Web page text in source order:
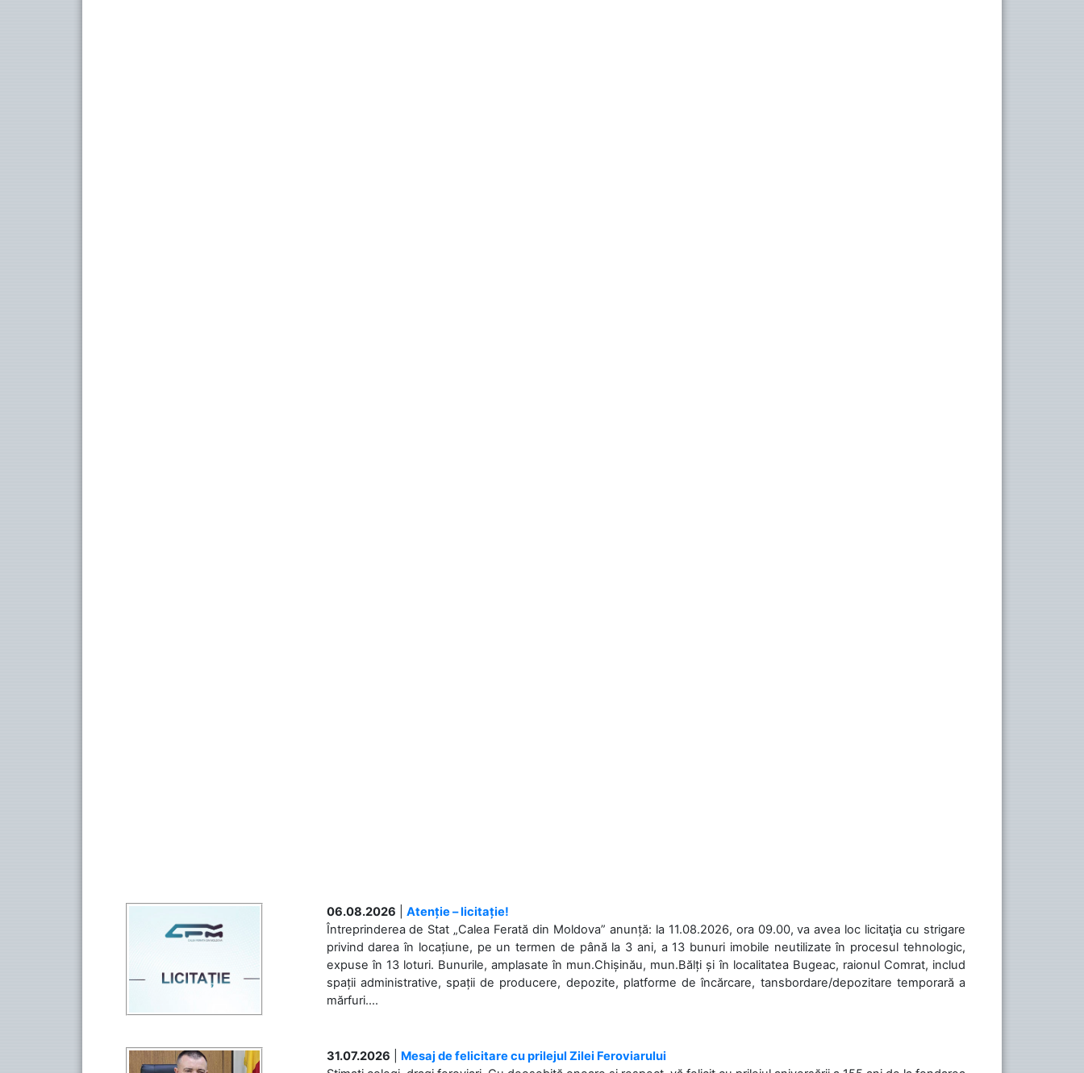
06.08.2026
Atenție – licitație!
Întreprinderea de Stat „Calea Ferată din Moldova” anunță: la 11.08.2026, ora 09.00, va avea loc licitaţia cu strigare
privind darea în locațiune, pe un termen de până la 3 ani, a 13 bunuri imobile neutilizate în procesul tehnologic,
expuse în 13 loturi. Bunurile, amplasate în mun.Chișinău, mun.Bălți și în localitatea Bugeac, raionul Comrat, includ
spații administrative, spații de producere, depozite, platforme de încărcare, tansbordare/depozitare temporară a
mărfuri....
31.07.2026
Mesaj de felicitare cu prilejul Zilei Feroviarului